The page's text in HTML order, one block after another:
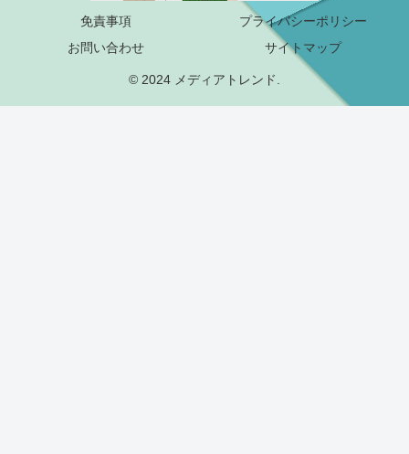
免責事項
プライバシーポリシー
お問い合わせ
サイトマップ
© 2024 メディアトレンド.